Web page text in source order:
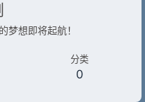
梦想即将起航！
分类
0